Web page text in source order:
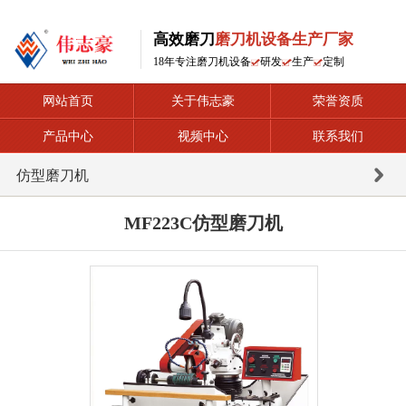
高效磨刀 磨刀机设备生产厂家
18年专注磨刀机设备 研发 生产 定制
网站首页 关于伟志豪 荣誉资质
产品中心 视频中心 联系我们
仿型磨刀机
MF223C仿型磨刀机